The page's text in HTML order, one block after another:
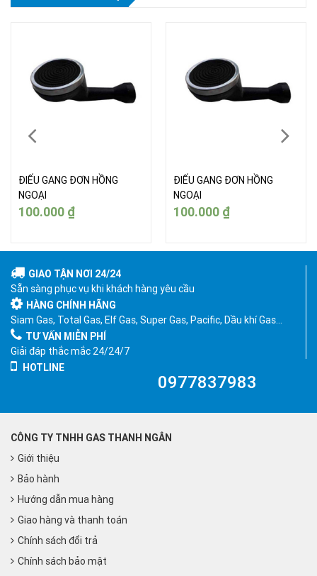
ĐIẾU GANG ĐƠN HỒNG
NGOẠI
100.000 ₫
ĐIẾU GANG ĐƠN HỒNG
NGOẠI
100.000 ₫
GIAO TẬN NƠI 24/24
Sẵn sàng phục vụ khi khách hàng yêu cầu
HÀNG CHÍNH HÃNG
Siam Gas, Total Gas, Elf Gas, Super Gas, Pacific, Dầu khí Gas…
TƯ VẤN MIỄN PHÍ
Giải đáp thắc mắc 24/24/7
HOTLINE
0977837983
CÔNG TY TNHH GAS THANH NGÂN
Giới thiệu
Bảo hành
Hướng dẫn mua hàng
Giao hàng và thanh toán
Chính sách đổi trả
Chính sách bảo mật